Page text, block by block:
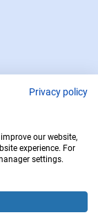
: 112
Privacy policy
our website,
experience. For
settings.